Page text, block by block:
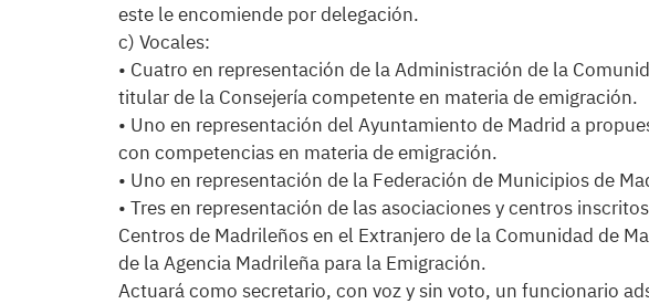
este le encomiende por delegación.
c) Vocales:
• Cuatro en representación de la Administración de la
titular de la Consejería competente en materia de emigración.
• Uno en representación del Ayuntamiento de Madrid a
con competencias en materia de emigración.
• Uno en representación de la Federación de Municipios de
• Tres en representación de las asociaciones y centros
Centros de Madrileños en el Extranjero de la Comunidad de
de la Agencia Madrileña para la Emigración.
Actuará como secretario, con voz y sin voto, un funcionario